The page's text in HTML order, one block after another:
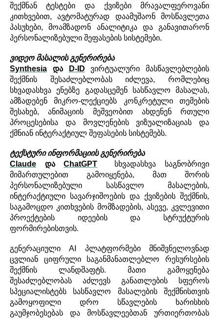
შექმნან
ტესტები და ქვიზები
მრავალფეროვანი
კითხვებით,ავტომატურად დაამუშაონ
მოსწავლეთა
პასუხები,მოამზადონ ანალიტიკა და
განავითარონ
პერსონალიზებული შეფასების სისტემები.
ვიდეო მასალის გენერირება
Synthesia
და D-ID ვირტუალური
მასწავლებლების
შექმნის შესაძლებლობას
იძლევა,რომლებიც
სხვადასხვა
ენებზე გადასცემენ სასწავლო მასალას,
ამზადებენ
მიკრო-ლექციებს კონკრეტული
თემების
შესახებ,ანიმაციის მეშვეობით ახდენენ
რთული
პროცესებისა და მოვლენების
ვიზუალიზაციას და
ქმნიან ინტერაქტიულ შეფასების სისტემებს.
ტექსტური ინფორმაციის გენერირება
Claude
და ChatGPT სხვადასხვა
საგნობრივი
მიმართულებით გამოიყენება,მათ
შორის
პერსონალიზებული
სასწავლო მასალების,
ინტერაქტიული სავარჯიშოების და ქვიზების შექმნის,
საგამოცდო კითხვების მომზადების, ასევე, კვლევითი
პროექტების
იდეების და
სტრუქტურის
ფორმირებისთვის.
გენერაციულიAI პლატფორმები
მნიშვნელოვნად
ცვლიან
ციფრული საგანმანათლებლო
რესურსების
შექმნის
ლანდშაფტს.მათი
გამოყენება
შესაძლებლობას აძლევს
განათლების სფეროს
სპეციალისტებს
სასწავლო მასალების
შექმნისთვის
გამოყოფილი
დრო სწავლების
ხარისხის
გაუმჯობესებას
და მოსწავლეებთან
ურთიერთობას